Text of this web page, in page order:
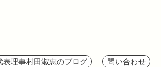
表理事村田淑恵のブログ 問い合わせ